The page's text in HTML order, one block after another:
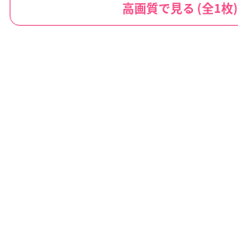
高画質で見る (全1枚)